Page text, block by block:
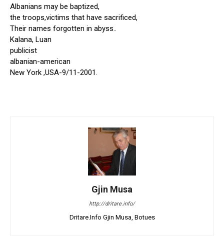
Albanians may be baptized,
the troops,victims that have sacrificed,
Their names forgotten in abyss..
Kalana, Luan
publicist
albanian-american
New York ,USA-9/11-2001.
Gjin Musa
http://dritare.info/
Dritare.Info Gjin Musa, Botues